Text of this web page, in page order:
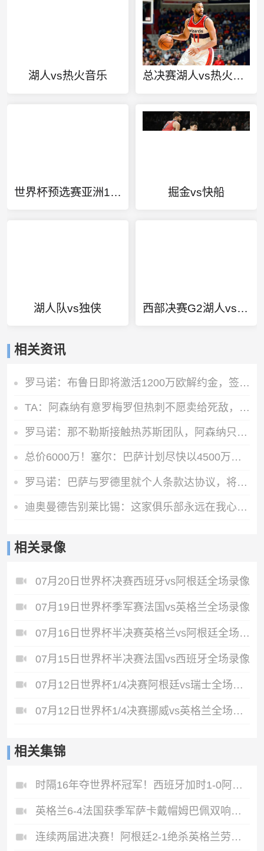
湖人vs热火音乐 总决赛湖人vs热火g1全场回放
世界杯预选赛亚洲18强即将揭晓 掘金vs快船
湖人队vs独侠 西部决赛G2湖人vs掘金
相关资讯
罗马诺：布鲁日即将激活1200万欧解约金，签下马略卡前锋比尔希利
TA：阿森纳有意罗梅罗但热刺不愿卖给死敌，马竞国米是最可能下家
罗马诺：那不勒斯接触热苏斯团队，阿森纳只接受永久转会
总价6000万！塞尔：巴萨计划尽快以4500万欧+1500万报价罗德里
罗马诺：巴萨与罗德里就个人条款达协议，将与曼城谈判确定转会费
迪奥曼德告别莱比锡：这家俱乐部永远在我心中占据特殊位置
相关录像
07月20日世界杯决赛西班牙vs阿根廷全场录像
07月19日世界杯季军赛法国vs英格兰全场录像
07月16日世界杯半决赛英格兰vs阿根廷全场录像
07月15日世界杯半决赛法国vs西班牙全场录像
07月12日世界杯1/4决赛阿根廷vs瑞士全场录像
07月12日世界杯1/4决赛挪威vs英格兰全场录像
相关集锦
时隔16年夺世界杯冠军！西班牙加时1-0阿根廷费兰制胜恩佐染红
英格兰6-4法国获季军萨卡戴帽姆巴佩双响创纪录奥利塞2助+失良机
连续两届进决赛！阿根廷2-1绝杀英格兰劳塔罗恩佐破门梅西两助攻